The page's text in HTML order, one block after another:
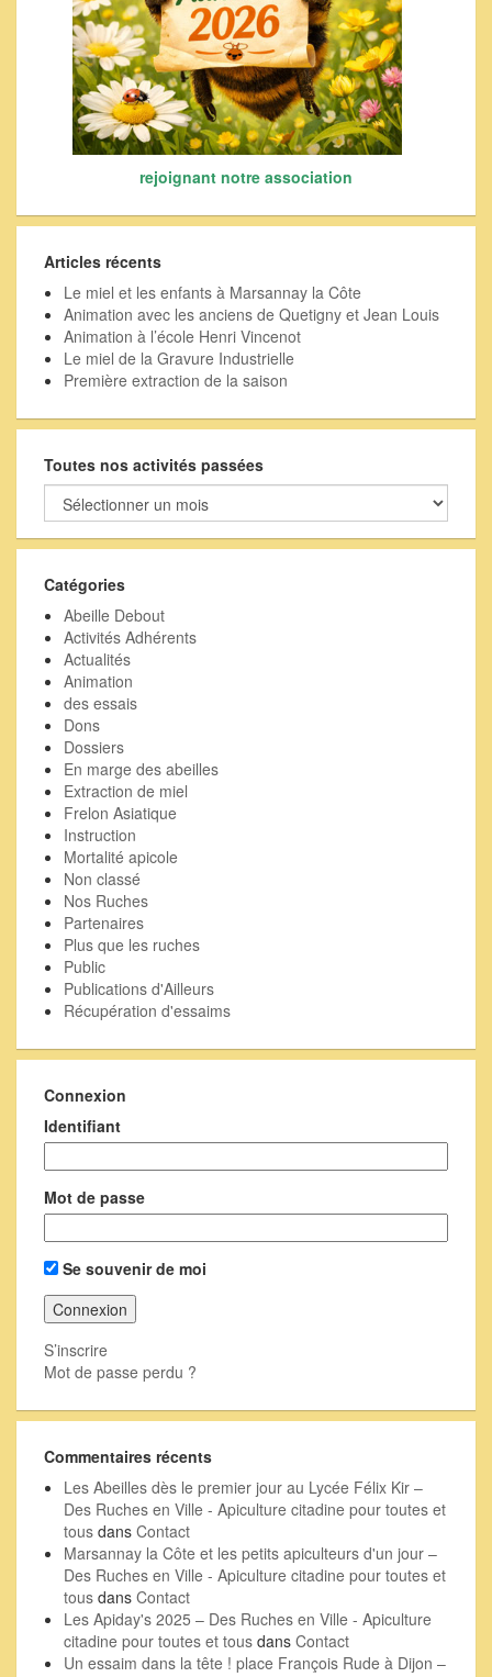
rejoignant notre association
Articles récents
Le miel et les enfants à Marsannay la Côte
Animation avec les anciens de Quetigny et Jean Louis
Animation à l’école Henri Vincenot
Le miel de la Gravure Industrielle
Première extraction de la saison
Toutes nos activités passées
Toutes
nos
activités
Catégories
Abeille Debout
Activités Adhérents
Actualités
Animation
des essais
Dons
Dossiers
En marge des abeilles
Extraction de miel
Frelon Asiatique
Instruction
Mortalité apicole
Non classé
Nos Ruches
Partenaires
Plus que les ruches
Public
Publications d'Ailleurs
Récupération d'essaims
Connexion
Identifiant
Mot de passe
Se souvenir de moi
S’inscrire
Mot de passe perdu ?
Commentaires récents
Les Abeilles dès le premier jour au Lycée Félix Kir –
Des Ruches en Ville - Apiculture citadine pour toutes et
tous dans Contact
Marsannay la Côte et les petits apiculteurs d'un jour –
Des Ruches en Ville - Apiculture citadine pour toutes et
tous dans Contact
Les Apiday's 2025 – Des Ruches en Ville - Apiculture
citadine pour toutes et tous dans Contact
Un essaim dans la tête ! place François Rude à Dijon –